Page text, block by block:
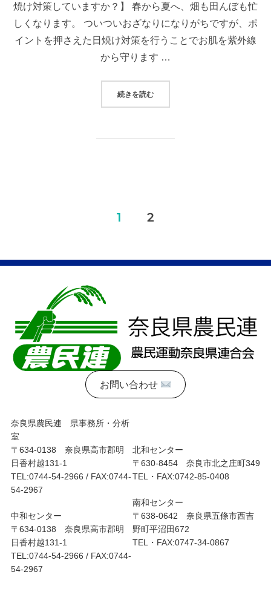
焼け対策していますか？】 春から夏へ、畑も田んぼも忙
しくなります。 ついついおざなりになりがちですが、ポ
イントを押さえた日焼け対策を行うことでお肌を紫外線
から守ります …
続きを読む“5月の女性部ファーマーズワーク
稿
ゲ
ー
シ
1 2
お問い合わせ
奈良県農民連 県事務所・分析
室
〒634-0138 奈良県高市郡明
日香村越131-1
TEL:0744-54-2966 / FAX:0744-
54-2967
中和センター
〒634-0138 奈良県高市郡明
日香村越131-1
TEL:0744-54-2966 / FAX:0744-
54-2967
北和センター
〒630-8454 奈良市北之庄町349
TEL・FAX:0742-85-0408
南和センター
〒638-0642 奈良県五條市西吉
野町平沼田672
TEL・FAX:0747-34-0867